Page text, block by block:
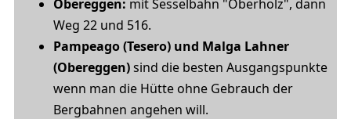
Obereggen: mit Sesselbahn "Oberholz", dann
Weg 22 und 516.
Pampeago (Tesero) und Malga Lahner
(Obereggen)sind die besten Ausgangspunkte
wenn man die Hütte ohne Gebrauch der
Bergbahnen angehen will.